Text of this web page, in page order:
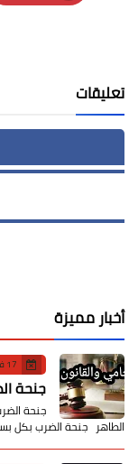
Pinterest
تعليقات
أخبار مميزة
17 فبراير 2023
جنحة
جنحة
الطاهر جنحة الضرب بكل